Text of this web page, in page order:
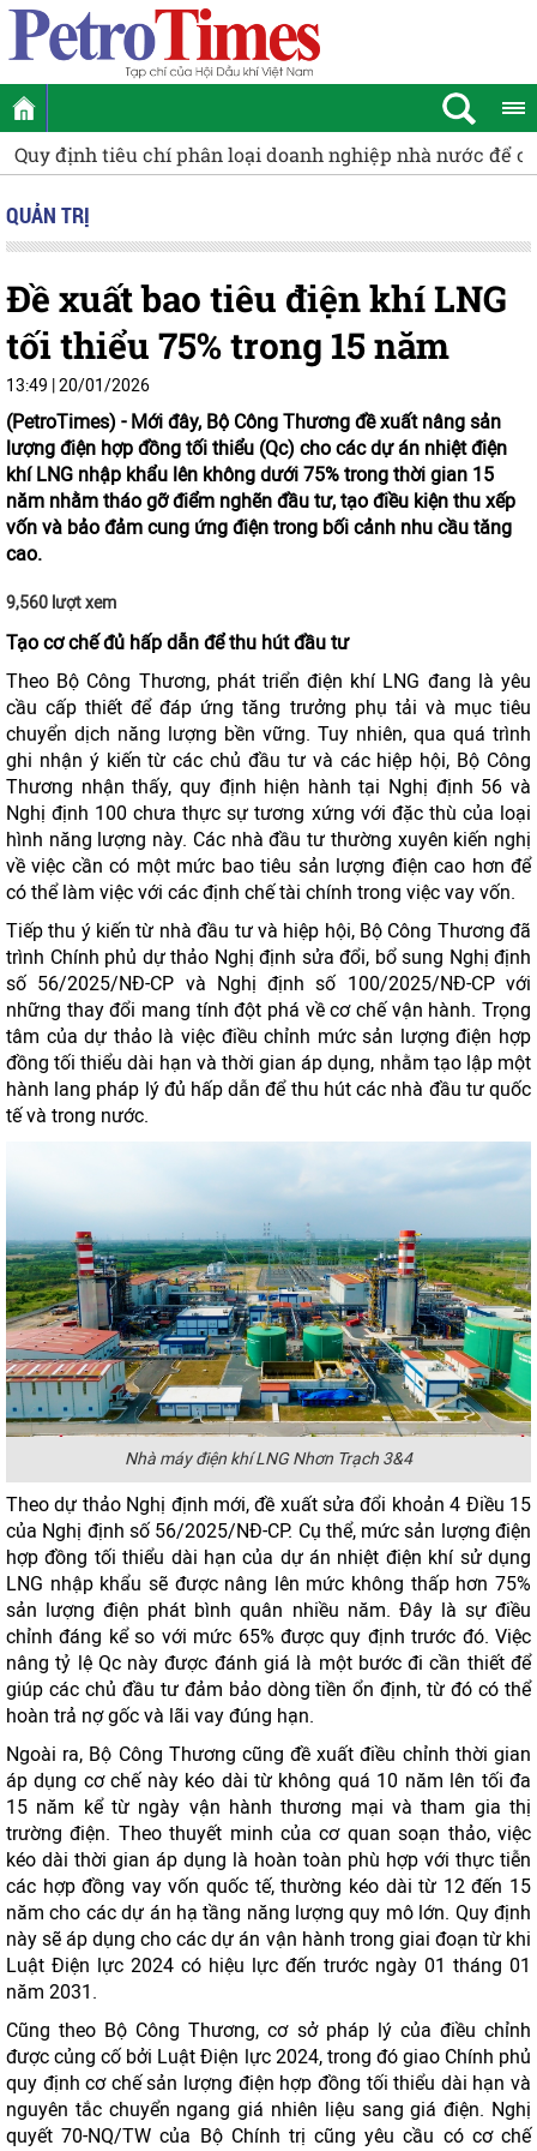
định tiêu chí phân loại doanh nghiệp nhà nước để cơ
QUẢN TRỊ
Đề xuất bao tiêu điện khí LNG
tối thiểu 75% trong 15 năm
13:49 | 20/01/2026
(PetroTimes) - Mới đây, Bộ Công Thương đề xuất nâng sản
lượng điện hợp đồng tối thiểu (Qc) cho các dự án nhiệt điện
khí LNG nhập khẩu lên không dưới 75% trong thời gian 15
năm nhằm tháo gỡ điểm nghẽn đầu tư, tạo điều kiện thu xếp
vốn và bảo đảm cung ứng điện trong bối cảnh nhu cầu tăng
cao.
9,560 lượt xem
Tạo cơ chế đủ hấp dẫn để thu hút đầu tư
Theo Bộ Công Thương, phát triển điện khí LNG đang là yêu
cầu cấp thiết để đáp ứng tăng trưởng phụ tải và mục tiêu
chuyển dịch năng lượng bền vững. Tuy nhiên, qua quá trình
ghi nhận ý kiến từ các chủ đầu tư và các hiệp hội, Bộ Công
Thương nhận thấy, quy định hiện hành tại Nghị định 56 và
Nghị định 100 chưa thực sự tương xứng với đặc thù của loại
hình năng lượng này. Các nhà đầu tư thường xuyên kiến nghị
về việc cần có một mức bao tiêu sản lượng điện cao hơn để
có thể làm việc với các định chế tài chính trong việc vay vốn.
Tiếp thu ý kiến từ nhà đầu tư và hiệp hội, Bộ Công Thương đã
trình Chính phủ dự thảo Nghị định sửa đổi, bổ sung Nghị định
số 56/2025/NĐ-CP và Nghị định số 100/2025/NĐ-CP với
những thay đổi mang tính đột phá về cơ chế vận hành. Trọng
tâm của dự thảo là việc điều chỉnh mức sản lượng điện hợp
đồng tối thiểu dài hạn và thời gian áp dụng, nhằm tạo lập một
hành lang pháp lý đủ hấp dẫn để thu hút các nhà đầu tư quốc
tế và trong nước.
Nhà máy điện khí LNG Nhơn Trạch 3&4
Theo dự thảo Nghị định mới, đề xuất sửa đổi khoản 4 Điều 15
của Nghị định số 56/2025/NĐ-CP. Cụ thể, mức sản lượng điện
hợp đồng tối thiểu dài hạn của dự án nhiệt điện khí sử dụng
LNG nhập khẩu sẽ được nâng lên mức không thấp hơn 75%
sản lượng điện phát bình quân nhiều năm. Đây là sự điều
chỉnh đáng kể so với mức 65% được quy định trước đó. Việc
nâng tỷ lệ Qc này được đánh giá là một bước đi cần thiết để
giúp các chủ đầu tư đảm bảo dòng tiền ổn định, từ đó có thể
hoàn trả nợ gốc và lãi vay đúng hạn.
Ngoài ra, Bộ Công Thương cũng đề xuất điều chỉnh thời gian
áp dụng cơ chế này kéo dài từ không quá 10 năm lên tối đa
15 năm kể từ ngày vận hành thương mại và tham gia thị
trường điện. Theo thuyết minh của cơ quan soạn thảo, việc
kéo dài thời gian áp dụng là hoàn toàn phù hợp với thực tiễn
các hợp đồng vay vốn quốc tế, thường kéo dài từ 12 đến 15
năm cho các dự án hạ tầng năng lượng quy mô lớn. Quy định
này sẽ áp dụng cho các dự án vận hành trong giai đoạn từ khi
Luật Điện lực 2024 có hiệu lực đến trước ngày 01 tháng 01
năm 2031.
Cũng theo Bộ Công Thương, cơ sở pháp lý của điều chỉnh
được củng cố bởi Luật Điện lực 2024, trong đó giao Chính phủ
quy định cơ chế sản lượng điện hợp đồng tối thiểu dài hạn và
nguyên tắc chuyển ngang giá nhiên liệu sang giá điện. Nghị
quyết 70-NQ/TW của Bộ Chính trị cũng yêu cầu có cơ chế